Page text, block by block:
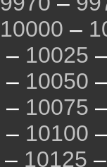
10000 –
– 10025
– 10050
– 10075
– 10100
– 10125